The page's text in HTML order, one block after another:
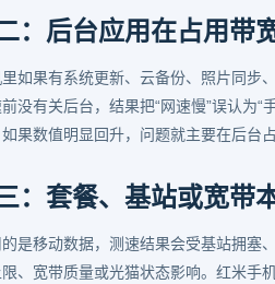
：后台应用在占用带
如果有系统更新、云备份、照片同步
没有关后台，结果把“网速慢”误认为
果数值明显回升，问题就主要在后台占
：套餐、基站或宽带
是移动数据，测速结果会受基站拥塞
、宽带质量或光猫状态影响。红米手